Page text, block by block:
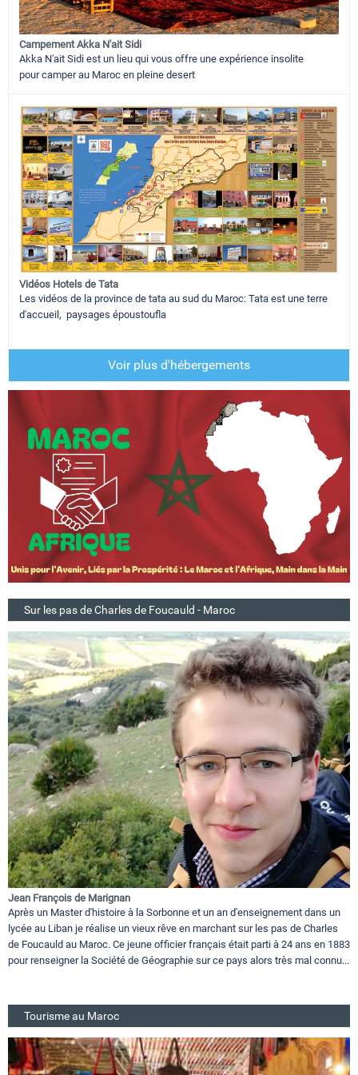
Campement Akka N'ait Sidi
Akka N'ait Sidi est un lieu qui vous offre une expérience insolite
pour camper au Maroc en pleine desert
Vidéos Hotels de Tata
Les vidéos de la province de tata au sud du Maroc: Tata est une terre
d'accueil, paysages époustoufla
Voir plus d'hébergements
Sur les pas de Charles de Foucauld - Maroc
Jean François de Marignan
Après un Master d'histoire à la Sorbonne et un an d'enseignement dans un
lycée au Liban je réalise un vieux rêve en marchant sur les pas de Charles
de Foucauld au Maroc. Ce jeune officier français était parti à 24 ans en 1883
pour renseigner la Société de Géographie sur ce pays alors très mal connu...
Tourisme au Maroc